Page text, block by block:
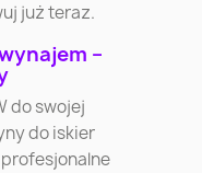
już teraz.
–
do swojej
do iskier